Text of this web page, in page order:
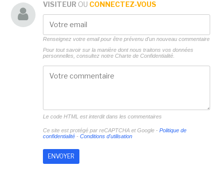
VISITEUR OU CONNECTEZ-VOUS
Renseignez votre email pour être prévenu d'un nouveau commentaire
Pour tout savoir sur la manière dont nous traitons vos données
personnelles, consultez notre Charte de Confidentialité.
Le code HTML est interdit dans les commentaires
Ce site est protégé par reCAPTCHA et Google - Politique de
confidentialité- Conditions d'utilisation